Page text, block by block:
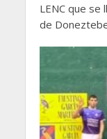
LENC que se
de